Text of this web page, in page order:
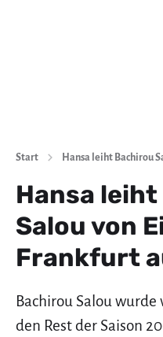
Start Hansa leiht Bachirou
Hansa
Salou von
Frankfurt
Bachirou Salou
den Rest der Saison